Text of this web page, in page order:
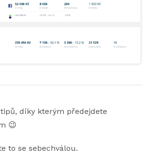
díky kterým předejdete
😉
to se sebechválou.